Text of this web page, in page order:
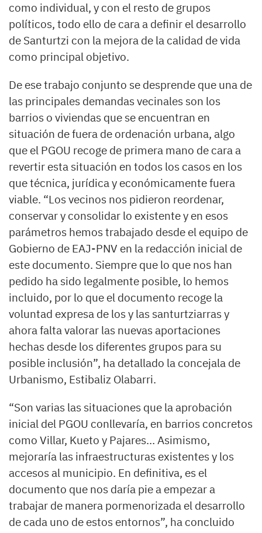
como individual, y con el resto de grupos
políticos, todo ello de cara a definir el desarrollo
de Santurtzi con la mejora de la calidad de vida
como principal objetivo.
De ese trabajo conjunto se desprende que una de
las principales demandas vecinales son los
barrios o viviendas que se encuentran en
situación de fuera de ordenación urbana, algo
que el PGOU recoge de primera mano de cara a
revertir esta situación en todos los casos en los
que técnica, jurídica y económicamente fuera
viable. “Los vecinos nos pidieron reordenar,
conservar y consolidar lo existente y en esos
parámetros hemos trabajado desde el equipo de
Gobierno de EAJ-PNV en la redacción inicial de
este documento. Siempre que lo que nos han
pedido ha sido legalmente posible, lo hemos
incluido, por lo que el documento recoge la
voluntad expresa de los y las santurtziarras y
ahora falta valorar las nuevas aportaciones
hechas desde los diferentes grupos para su
posible inclusión”, ha detallado la concejala de
Urbanismo, Estibaliz Olabarri.
“Son varias las situaciones que la aprobación
inicial del PGOU conllevaría, en barrios concretos
como Villar, Kueto y Pajares… Asimismo,
mejoraría las infraestructuras existentes y los
accesos al municipio. En definitiva, es el
documento que nos daría pie a empezar a
trabajar de manera pormenorizada el desarrollo
de cada uno de estos entornos”, ha concluido